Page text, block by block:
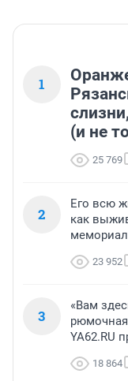
1
(и не
25 769
2
Его всю
как
23 952
3
«Вам
YA62.RU
18 864